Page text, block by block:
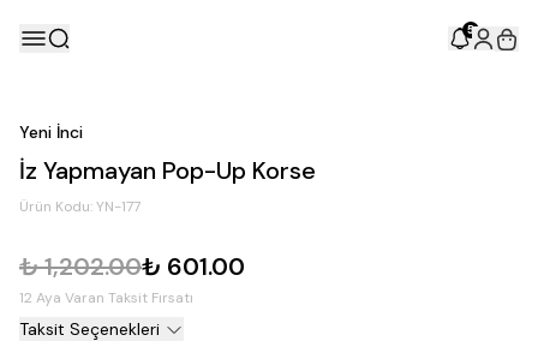
5
Yeni İnci
İz Yapmayan Pop-Up Korse
Ürün Kodu:YN-177
₺ 1,202.00₺ 601.00
12 Aya Varan Taksit Fırsatı
Taksit Seçenekleri